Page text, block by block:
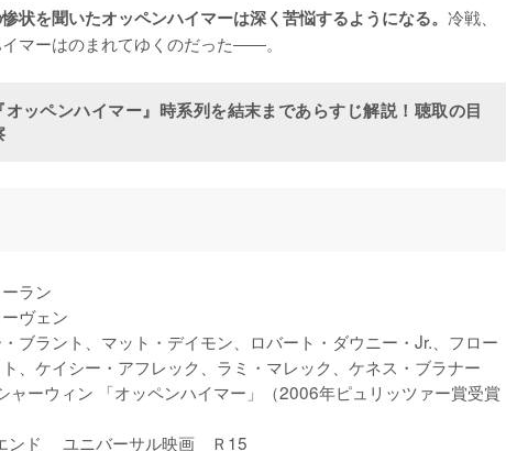
状を聞いたオッペンハイマーは深く苦悩するようになる。 冷戦、
マーはのまれてゆくのだった――。
オッペンハイマー』時系列を結末まであらすじ解説！聴取の目
ラン
ヴェン
ブラント、マット・デイモン、ロバート・ダウニー・Jr.、フロー
、ケイシー・アフレック、ラミ・マレック、ケネス・ブラナー
ャーウィン 「オッペンハイマー」（2006年ピュリッツァー賞受賞
ンド 　ユニバーサル映画　Ｒ15